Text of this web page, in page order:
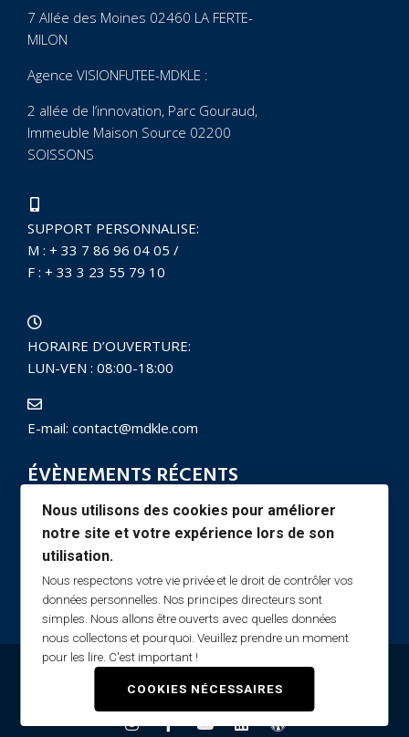
ÉVÈNEMENTS RÉCENTS
Bilan de compétences ou d'expériences
Prévention de la désinsertion professionnelle
7 Allée des Moines 02460 LA FERTE-
MILON
Agence VISIONFUTEE-MDKLE :
2 allée de l’innovation, Parc Gouraud,
Immeuble Maison Source 02200
SOISSONS
SUPPORT PERSONNALISE:
M : + 33 7 86 96 04 05 /
F : + 33 3 23 55 79 10
HORAIRE D’OUVERTURE:
LUN-VEN : 08:00-18:00
E-mail: contact@mdkle.com
© 2021 MDKLé |Droit d'Accès RGPD | Tous droits reservés par
Marie-Prudence DEPAS
Nous utilisons des cookies pour améliorer
notre site et votre expérience lors de son
utilisation.
Nous respectons votre vie privée et le droit de contrôler vos
données personnelles. Nos principes directeurs sont
simples. Nous allons être ouverts avec quelles données
nous collectons et pourquoi. Veuillez prendre un moment
pour les lire. C'est important !
COOKIES NÉCESSAIRES